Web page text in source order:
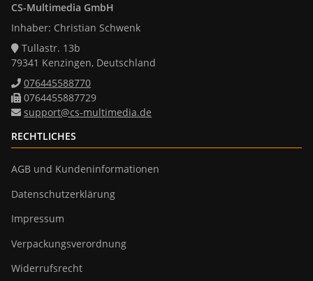
CS-Multimedia GmbH
Inhaber: Christian Schwenk
Tullastr. 13b
79341 Kenzingen, Deutschland
076445588770
0764455887729
support@cs-multimedia.de
RECHTLICHES
AGB und Kundeninformationen
Datenschutzerklärung
Impressum
Verpackungsverordnung
Widerrufsrecht